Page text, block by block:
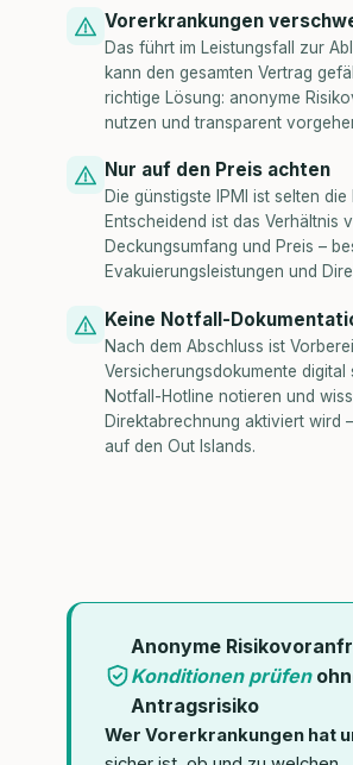
Vorerkrankungen
Das führt im Leistungsfall zur
kann den gesamten Vertrag
richtige Lösung: anonyme
nutzen und transparent
Nur auf den Preis achten
Die günstigste IPMI ist selten die
Entscheidend ist das Verhältnis
Deckungsumfang und Preis –
Evakuierungsleistungen und
Keine Notfall-
Nach dem Abschluss ist
Versicherungsdokumente digital
Notfall-Hotline notieren und
Direktabrechnung aktiviert wird
auf den Out Islands.
Anonyme
Konditionen prüfen
Antragsrisiko
Wer Vorerkrankungen hat